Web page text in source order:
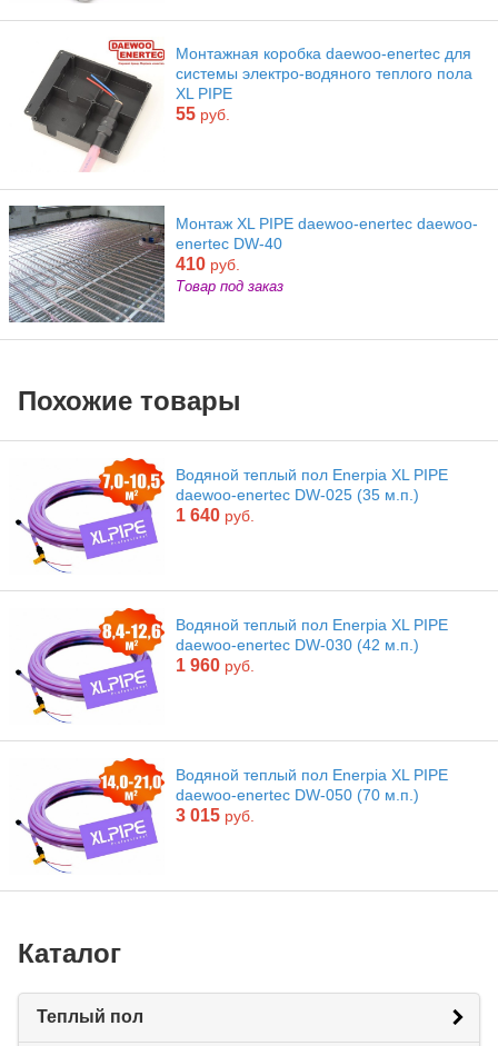
Монтажная коробка daewoo-enertec для
системы электро-водяного теплого пола
XL PIPE
55 руб.
Монтаж XL PIPE daewoo-enertec daewoo-
enertec DW-40
410 руб.
Товар под заказ
Похожие товары
Водяной теплый пол Enerpia XL PIPE
daewoo-enertec DW-025 (35 м.п.)
1 640 руб.
Водяной теплый пол Enerpia XL PIPE
daewoo-enertec DW-030 (42 м.п.)
1 960 руб.
Водяной теплый пол Enerpia XL PIPE
daewoo-enertec DW-050 (70 м.п.)
3 015 руб.
Каталог
Теплый пол